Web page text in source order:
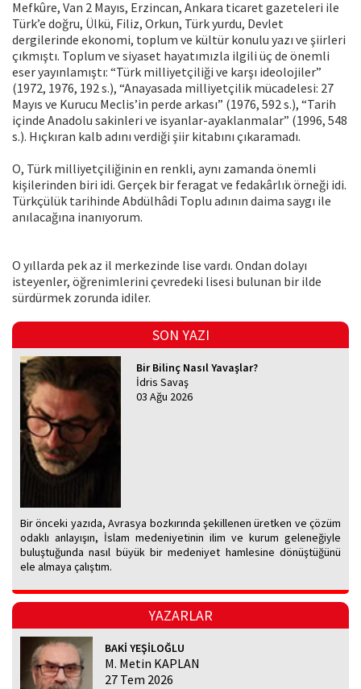
Mefkûre, Van 2 Mayıs, Erzincan, Ankara ticaret gazeteleri ile
Türk’e doğru, Ülkü, Filiz, Orkun, Türk yurdu, Devlet
dergilerinde ekonomi, toplum ve kültür konulu yazı ve şiirleri
çıkmıştı. Toplum ve siyaset hayatımızla ilgili üç de önemli
eser yayınlamıştı: “Türk milliyetçiliği ve karşı ideolojiler”
(1972, 1976, 192 s.), “Anayasada milliyetçilik mücadelesi: 27
Mayıs ve Kurucu Meclis’in perde arkası” (1976, 592 s.), “Tarih
içinde Anadolu sakinleri ve isyanlar-ayaklanmalar” (1996, 548
s.). Hıçkıran kalb adını verdiği şiir kitabını çıkaramadı.
O, Türk milliyetçiliğinin en renkli, aynı zamanda önemli
kişilerinden biri idi. Gerçek bir feragat ve fedakârlık örneği idi.
Türkçülük tarihinde Abdülhâdi Toplu adının daima saygı ile
anılacağına inanıyorum.
O yıllarda pek az il merkezinde lise vardı. Ondan dolayı
isteyenler, öğrenimlerini çevredeki lisesi bulunan bir ilde
sürdürmek zorunda idiler.
SON YAZI
Bir Bilinç Nasıl Yavaşlar?
İdris Savaş
03 Ağu 2026
Bir önceki yazıda, Avrasya bozkırında şekillenen üretken ve çözüm
odaklı anlayışın, İslam medeniyetinin ilim ve kurum geleneğiyle
buluştuğunda nasıl büyük bir medeniyet hamlesine dönüştüğünü
ele almaya çalıştım.
YAZARLAR
BAKİ YEŞİLOĞLU
M. Metin KAPLAN
27 Tem 2026